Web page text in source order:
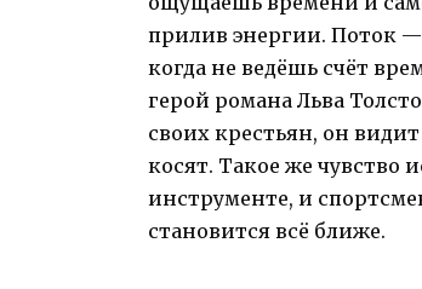
прилив энергии. Поток —
когда не ведёшь счёт
герой романа Льва
своих крестьян, он
косят. Такое же
инструменте, и
становится всё ближе.